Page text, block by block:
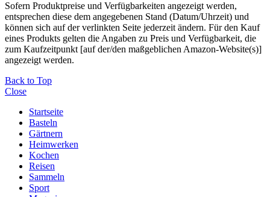
Sofern Produktpreise und Verfügbarkeiten angezeigt werden,
entsprechen diese dem angegebenen Stand (Datum/Uhrzeit) und
können sich auf der verlinkten Seite jederzeit ändern. Für den Kauf
eines Produkts gelten die Angaben zu Preis und Verfügbarkeit, die
zum Kaufzeitpunkt [auf der/den maßgeblichen Amazon-Website(s)]
angezeigt werden.
Back to Top
Close
Startseite
Basteln
Gärtnern
Heimwerken
Kochen
Reisen
Sammeln
Sport